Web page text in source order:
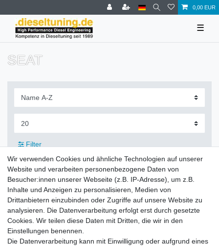
0,00 EUR
☰
SEAT
Filter
Zahlung und Versand
Daten­schutz­erklärung
Wir verwenden Cookies und ähnliche Technologien auf unserer
Website und verarbeiten personenbezogene Daten von
Besucher:innen unserer Webseite (z.B. IP-Adresse), um z.B.
Inhalte und Anzeigen zu personalisieren, Medien von
Drittanbietern einzubinden oder Zugriffe auf unsere Website zu
analysieren. Die Datenverarbeitung erfolgt erst durch gesetzte
Cookies. Wir teilen diese Daten mit Dritten, die wir in den
Einstellungen benennen.
Die Datenverarbeitung kann mit Einwilligung oder aufgrund eines